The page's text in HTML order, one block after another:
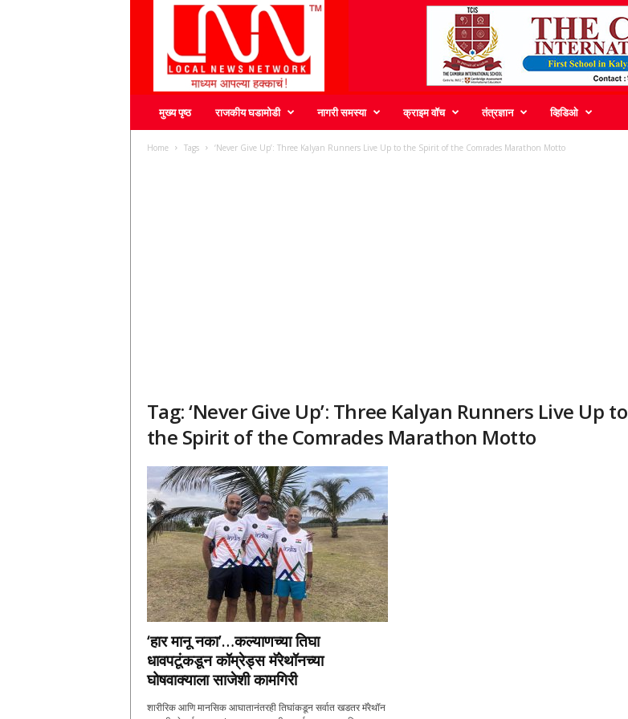
मुख्य पृष्ठ राजकीय घडामोडी नागरी समस्या क्राइम वॉच तंत्रज्ञान व्हिडिओ
Home Tags ‘Never Give Up’: Three Kalyan Runners Live Up to the Spirit of the Comrades Marathon Motto
Tag: ‘Never Give Up’: Three Kalyan Runners Live Up to
the Spirit of the Comrades Marathon Motto
‘हार मानू नका’…कल्याणच्या तिघा
धावपटूंकडून कॉम्रेड्स मॅरेथॉनच्या
घोषवाक्याला साजेशी कामगिरी
शारीरिक आणि मानसिक आघातानंतरही तिघांकडून सर्वात खडतर मॅरेथॉन